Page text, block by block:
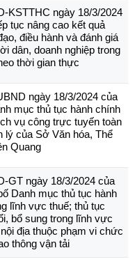
KSTTHC ngày 18/3/2024
tục nâng cao kết quả
điều hành và đánh giá
dân, doanh nghiệp trong
thời gian thực
ngày 18/3/2024 của
mục thủ tục hành chính
vụ công trực tuyến toàn
lý của Sở Văn hóa, Thể
Quang
GT ngày 18/3/2024 của
Danh mục thủ tục hành
lĩnh vực thuế; thủ tục
bổ sung trong lĩnh vực
địa thuộc phạm vi chức
thông vận tải